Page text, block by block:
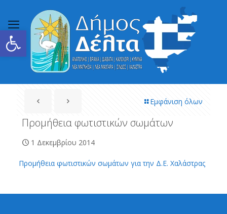
Ανοίξτε τη γραμμή εργαλείων
Εμφάνιση όλων
Προμήθεια φωτιστικών σωμάτων
1 Δεκεμβρίου 2014
Προμήθεια φωτιστικών σωμάτων για την Δ.Ε. Χαλάστρας